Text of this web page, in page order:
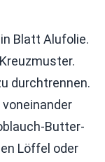
Blatt Alufolie.
durchtrennen.
Butter-
Löffel oder